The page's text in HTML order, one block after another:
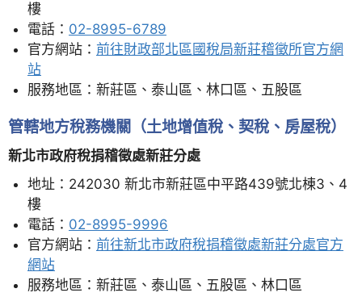
樓
電話： 02-8995-6789
官方網站： 前往財政部北區國稅局新莊稽徵所官方網
站
服務地區：新莊區、泰山區、林口區、五股區
管轄地方稅務機關（土地增值稅、契稅、房屋稅）
新北市政府稅捐稽徵處新莊分處
地址：242030 新北市新莊區中平路439號北棟3、4
樓
電話： 02-8995-9996
官方網站： 前往新北市政府稅捐稽徵處新莊分處官方
網站
服務地區：新莊區、泰山區、五股區、林口區